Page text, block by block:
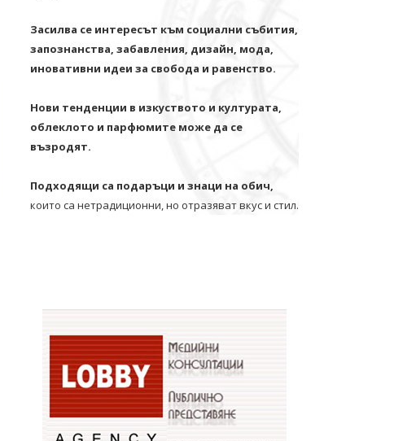
Засилва се интересът към социални събития,
запознанства, забавления, дизайн, мода,
иновативни идеи за свобода и равенство.
Нови тенденции в изкуството и културата,
облеклото и парфюмите може да се
възродят.
Подходящи са подаръци и знаци на обич,
които са нетрадиционни, но отразяват вкус и стил.